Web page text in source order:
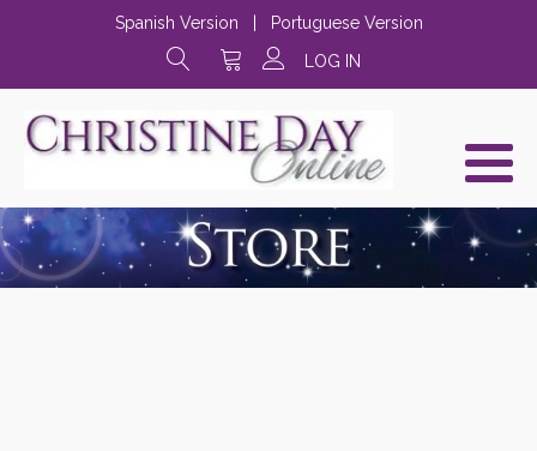
Spanish Version
Portuguese Version
LOG IN